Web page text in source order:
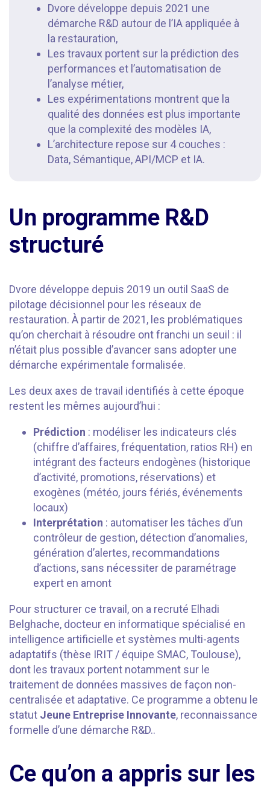
Dvore développe depuis 2021 une
démarche R&D autour de l’IA appliquée à
la restauration,
Les travaux portent sur la prédiction des
performances et l’automatisation de
l’analyse métier,
Les expérimentations montrent que la
qualité des données est plus importante
que la complexité des modèles IA,
L’architecture repose sur 4 couches :
Data, Sémantique, API/MCP et IA.
Un programme R&D
structuré
Dvore développe depuis 2019 un outil SaaS de
pilotage décisionnel pour les réseaux de
restauration. À partir de 2021, les problématiques
qu’on cherchait à résoudre ont franchi un seuil : il
n’était plus possible d’avancer sans adopter une
démarche expérimentale formalisée.
Les deux axes de travail identifiés à cette époque
restent les mêmes aujourd’hui :
Prédiction : modéliser les indicateurs clés
(chiffre d’affaires, fréquentation, ratios RH) en
intégrant des facteurs endogènes (historique
d’activité, promotions, réservations) et
exogènes (météo, jours fériés, événements
locaux)
Interprétation : automatiser les tâches d’un
contrôleur de gestion, détection d’anomalies,
génération d’alertes, recommandations
d’actions, sans nécessiter de paramétrage
expert en amont
Pour structurer ce travail, on a recruté Elhadi
Belghache, docteur en informatique spécialisé en
intelligence artificielle et systèmes multi-agents
adaptatifs (thèse IRIT / équipe SMAC, Toulouse),
dont les travaux portent notamment sur le
traitement de données massives de façon non-
centralisée et adaptative. Ce programme a obtenu le
statut Jeune Entreprise Innovante, reconnaissance
formelle d’une démarche R&D..
Ce qu’on a appris sur les